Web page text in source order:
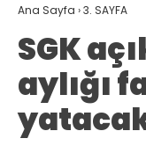
Ana Sayfa ›3. SAYFA
SGK
aylığı